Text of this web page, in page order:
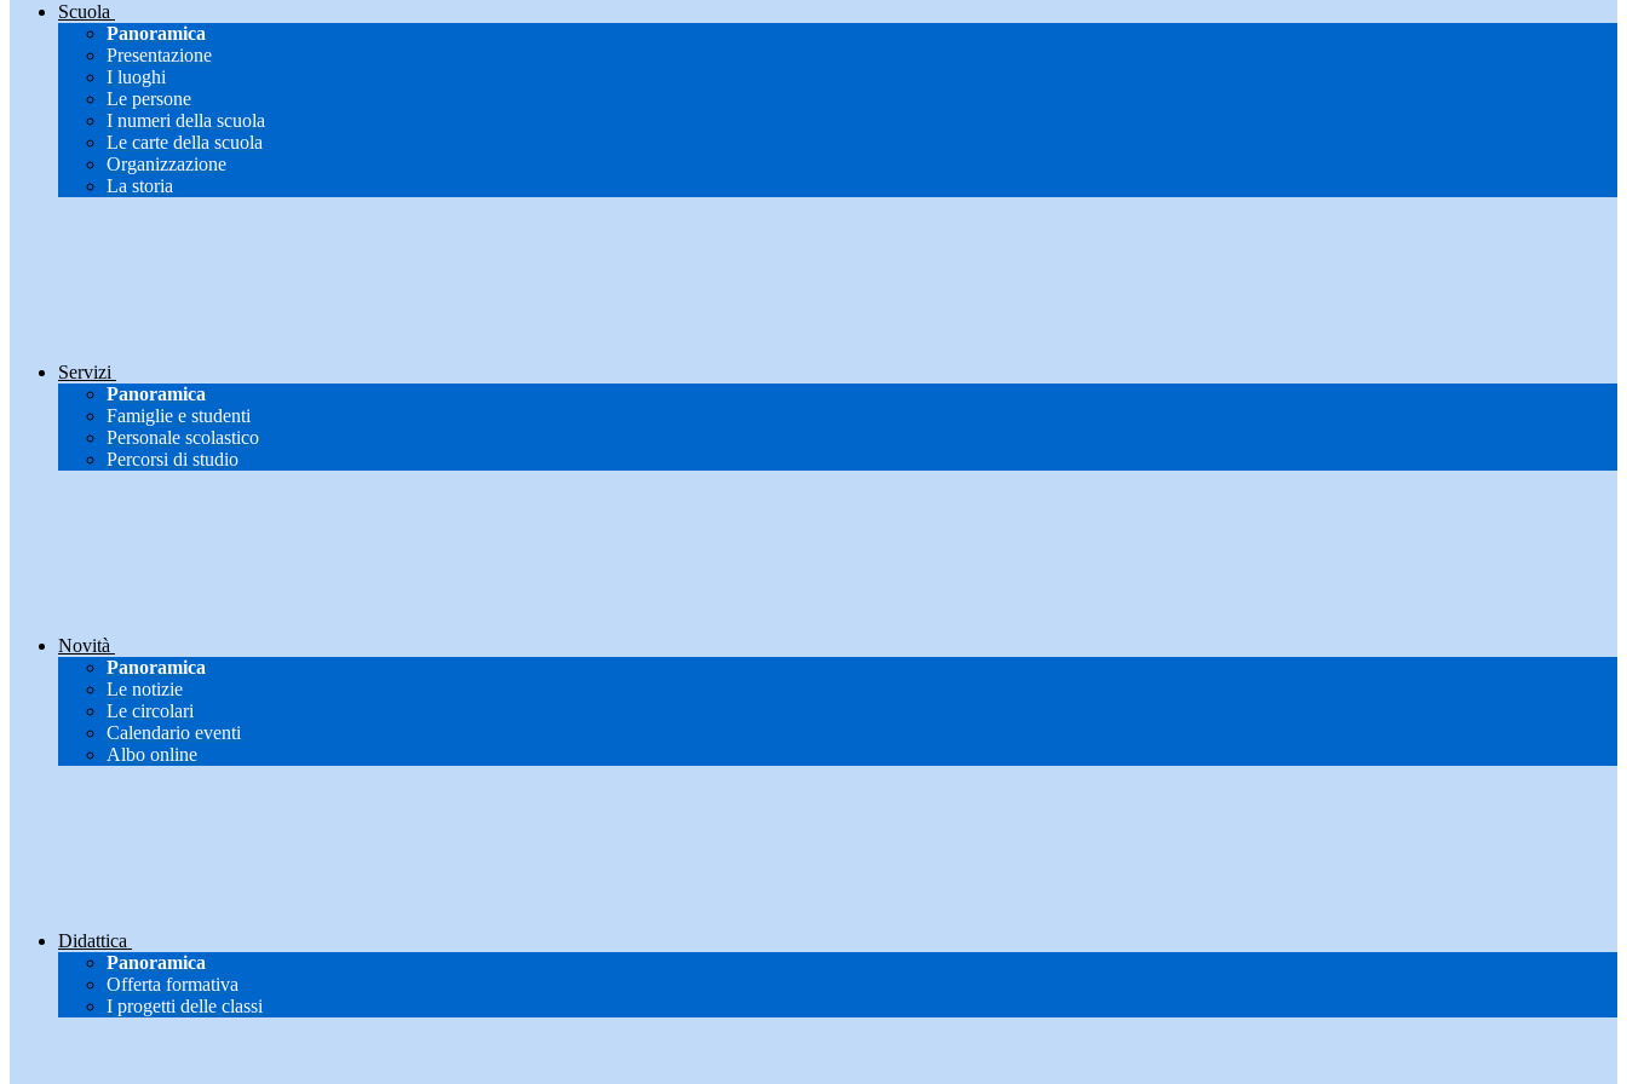
Scuola
Panoramica
Presentazione
I luoghi
Le persone
I numeri della scuola
Le carte della scuola
Organizzazione
La storia
Servizi
Panoramica
Famiglie e studenti
Personale scolastico
Percorsi di studio
Novità
Panoramica
Le notizie
Le circolari
Calendario eventi
Albo online
Didattica
Panoramica
Offerta formativa
I progetti delle classi